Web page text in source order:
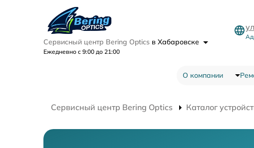
Сервисный центр Bering Optics в Хабаровске
Ежедневно с 9:00 до 21:00
О компании
Сервисный центр Bering Optics Каталог